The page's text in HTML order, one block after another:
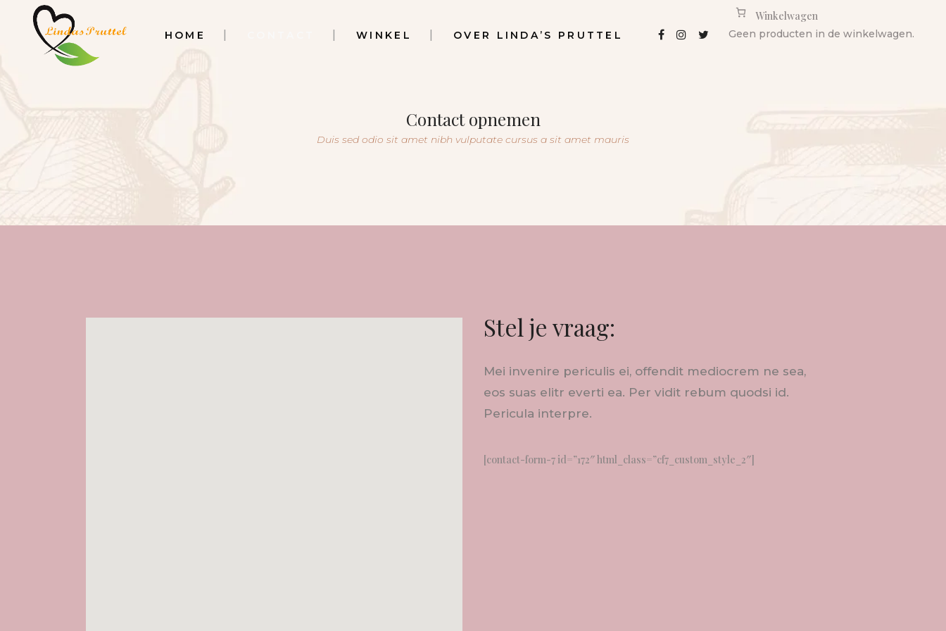
Winkelwagen
Geen producten in de winkelwagen.
HOME WINKEL OVER LINDA’S PRUTTEL
Contact opnemen
Duis sed odio sit amet nibh vulputate cursus a sit amet mauris
Stel je vraag:
Mei invenire periculis ei, offendit mediocrem ne sea,
eos suas elitr everti ea. Per vidit rebum quodsi id.
Pericula interpre.
[contact-form-7 id=”172″ html_class=”cf7_custom_style_2″]